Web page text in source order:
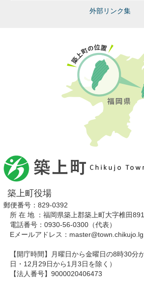
外部リンク集
築上町役場
郵便番号：829-0392
所 在 地 ：福岡県築上郡築上町大字椎田
電話番号：0930-56-0300（代表）
Eメールアドレス：
【開庁時間】月曜日から金曜日の8時30分
日・12月29日から1月3日を除く）
【法人番号】9000020406473